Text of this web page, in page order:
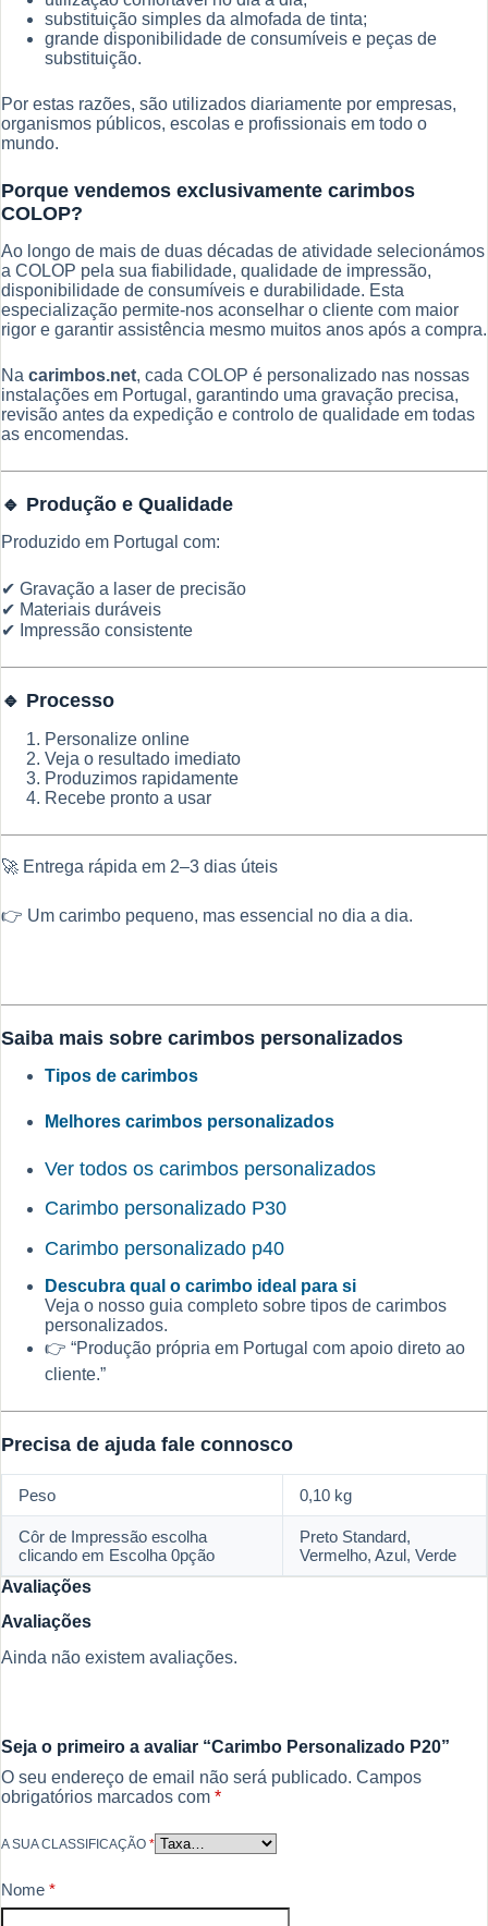
substituição simples da almofada de tinta;
grande disponibilidade de consumíveis e peças de
substituição.
Por estas razões, são utilizados diariamente por empresas,
organismos públicos, escolas e profissionais em todo o
mundo.
Porque vendemos exclusivamente carimbos
COLOP?
Ao longo de mais de duas décadas de atividade selecionámos
a COLOP pela sua fiabilidade, qualidade de impressão,
disponibilidade de consumíveis e durabilidade. Esta
especialização permite-nos aconselhar o cliente com maior
rigor e garantir assistência mesmo muitos anos após a compra.
Na carimbos.net, cada COLOP é personalizado nas nossas
instalações em Portugal, garantindo uma gravação precisa,
revisão antes da expedição e controlo de qualidade em todas
as encomendas.
🔹 Produção e Qualidade
Produzido em Portugal com:
✔ Gravação a laser de precisão
✔ Materiais duráveis
✔ Impressão consistente
🔹 Processo
Personalize online
Veja o resultado imediato
Produzimos rapidamente
Recebe pronto a usar
🚀 Entrega rápida em 2–3 dias úteis
👉 Um carimbo pequeno, mas essencial no dia a dia.
Saiba mais sobre carimbos personalizados
Tipos de carimbos
Melhores carimbos personalizados
Ver todos os carimbos personalizados
Carimbo personalizado P30
Carimbo personalizado p40
Descubra qual o carimbo ideal para si
Veja o nosso guia completo sobre tipos de carimbos
personalizados.
👉 “Produção própria em Portugal com apoio direto ao
cliente.”
Precisa de ajuda fale connosco
Peso 0,10 kg
Côr de Impressão escolha
clicando em Escolha 0pção
Preto Standard,
Vermelho, Azul, Verde
Avaliações
Avaliações
Ainda não existem avaliações.
Seja o primeiro a avaliar “Carimbo Personalizado P20”
O seu endereço de email não será publicado. Campos
obrigatórios marcados com *
A SUA CLASSIFICAÇÃO *
Nome *